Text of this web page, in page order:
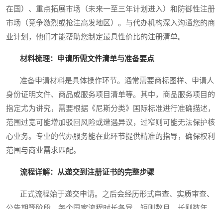
在国）、重点拓展市场（未来一至三年计划进入）和防御性注册
市场（竞争激烈或抢注高发地区）。与代办机构深入沟通您的商
业计划，他们才能帮助您制定最具性价比的注册清单。
材料梳理：申请所需文件清单与准备要点
准备申请材料是具体操作环节。通常需要商标图样、申请人
身份证明文件、商品或服务项目清单等。其中，商品服务项目的
指定尤为讲究，需要根据《尼斯分类》国际标准进行准确描述，
范围过宽可能增加驳回风险或遭遇异议，过窄则可能无法保护核
心业务。专业的代办服务能在此环节提供精准的指导，确保权利
范围与商业需求匹配。
流程详解：从递交到注册证书的完整步骤
正式流程始于递交申请。之后会经历形式审查、实质审查、